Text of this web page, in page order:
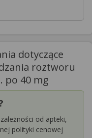
dotyczące
roztworu
po 40 mg
od apteki,
polityki cenowej